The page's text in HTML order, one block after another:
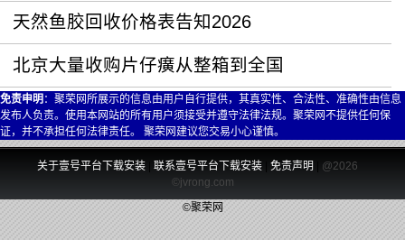
天然鱼胶回收价格表告知2026
北京大量收购片仔癀从整箱到全国
免责申明 ：聚荣网所展示的信息由用户自行提供，其真实性、合法性、准确性由信息
发布人负责。使用本网站的所有用户须接受并遵守法律法规。聚荣网不提供任何保
证，并不承担任何法律责任。 聚荣网建议您交易小心谨慎。
关于壹号平台下载安装 联系壹号平台下载安装| 免责声明
@2026
©jvrong.com
©聚荣网